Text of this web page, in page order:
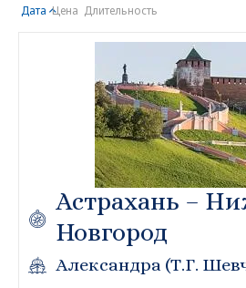
Дата Цена Длительность
Астрахань –
Новгород
Александра (Т.Г.